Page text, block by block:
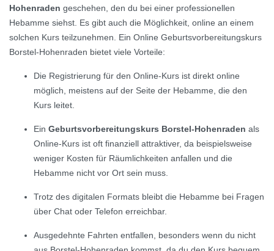
Hohenraden geschehen, den du bei einer professionellen
Hebamme siehst. Es gibt auch die Möglichkeit, online an einem
solchen Kurs teilzunehmen. Ein Online Geburtsvorbereitungskurs
Borstel-Hohenraden bietet viele Vorteile:
Die Registrierung für den Online-Kurs ist direkt online
möglich, meistens auf der Seite der Hebamme, die den
Kurs leitet.
Ein Geburtsvorbereitungskurs Borstel-Hohenraden als
Online-Kurs ist oft finanziell attraktiver, da beispielsweise
weniger Kosten für Räumlichkeiten anfallen und die
Hebamme nicht vor Ort sein muss.
Trotz des digitalen Formats bleibt die Hebamme bei Fragen
über Chat oder Telefon erreichbar.
Ausgedehnte Fahrten entfallen, besonders wenn du nicht